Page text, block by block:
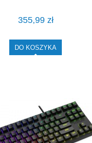
355,99 zł
DO KOSZYKA